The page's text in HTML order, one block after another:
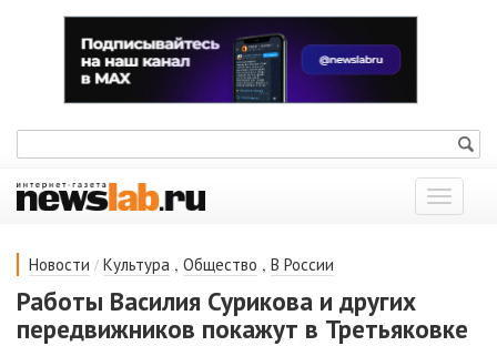
Показать
меню
Новости / Культура , Общество , В России
Работы Василия Сурикова и других
передвижников покажут в Третьяковке